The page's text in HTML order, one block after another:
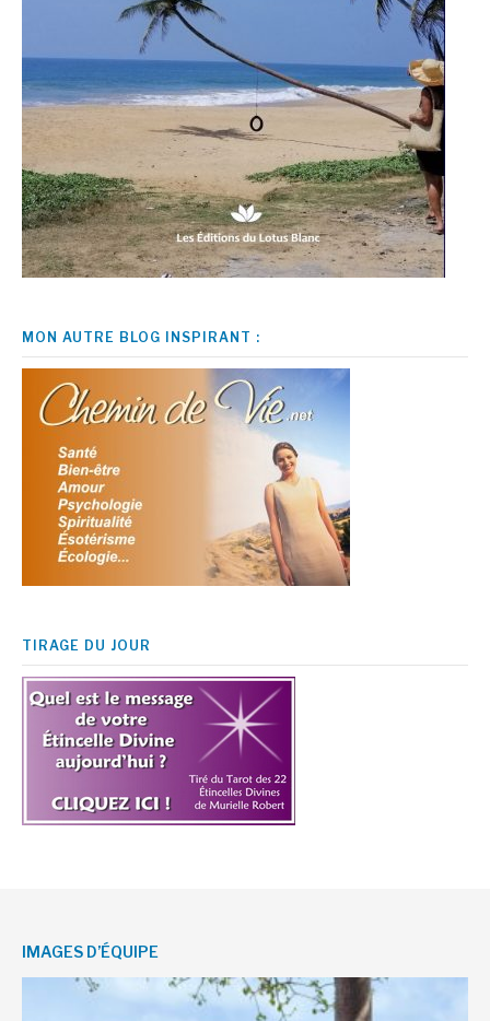
MON AUTRE BLOG INSPIRANT :
TIRAGE DU JOUR
IMAGES D’ÉQUIPE